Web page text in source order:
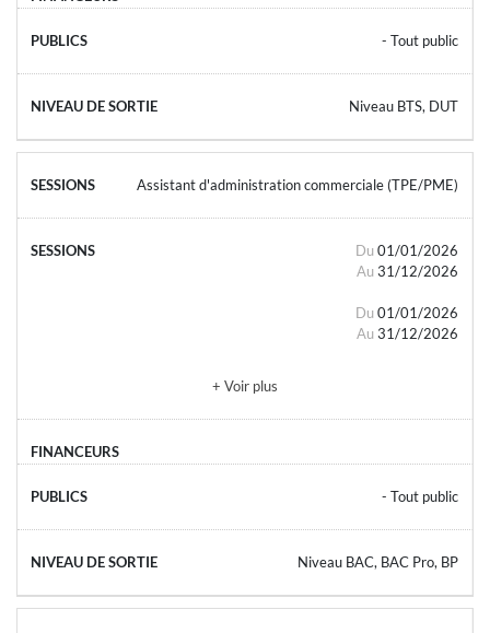
- Tout public
Niveau BTS, DUT
Assistant d'administration commerciale (TPE/PME)
Du 01/01/2026
Au 31/12/2026
Du 01/01/2026
Au 31/12/2026
+ Voir plus
- Tout public
Niveau BAC, BAC Pro, BP